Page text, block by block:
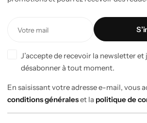
J’accepte de recevoir la newsletter et
désabonner à tout moment.
En saisissant votre adresse e-mail, vous
conditions généraleset la politique de